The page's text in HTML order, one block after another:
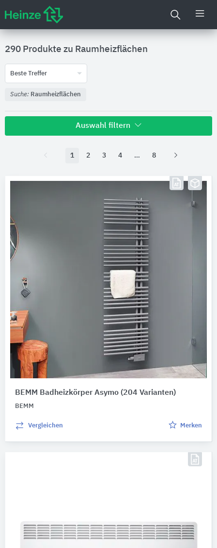
290 Produkte zu Raumheizflächen
Beste Treffer
Suche: Raumheizflächen
Auswahl filtern
Digitale Daten
BIM-Daten
Ausschreibungstexte
Abbildungen
Produktkategorie
Heizkörper
Elektro-Speicherheizgeräte
Elektro-Heizstrahler
Elektro-Radiatoren
1 2 3 4 8
BEMM Badheizkörper Asymo (204 Varianten)
BEMM
Vergleichen Merken